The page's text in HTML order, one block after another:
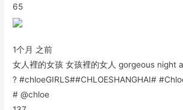
65
1个月 之前
女人裡的女孩 女孩裡的女人 gorgeous night
? #chloeGIRLS##CHLOESHANGHAI#
# @chloe